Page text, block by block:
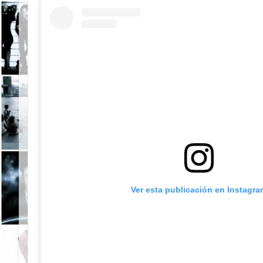
Ver esta publicación en